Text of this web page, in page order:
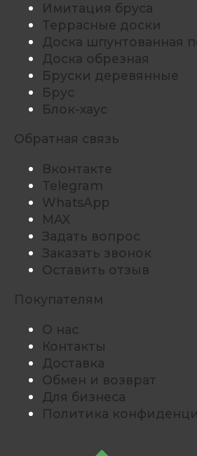
Имитация бруса
Террасные доски
Доска шпунтованная
Доска обрезная
Бруски деревянные
Брус
Блок-хаус
Обратная связь
Вконтакте
Telegram
WhatsApp
MAX
Задать вопрос
Заказать звонок
Оставить отзыв
Покупателям
О нас
Контакты
Доставка
Обмен и возврат
Для бизнеса
Политика